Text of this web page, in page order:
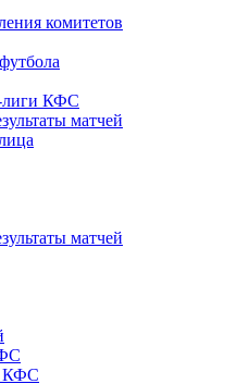
комитетов
лиги КФС
матчей
матчей
КФС